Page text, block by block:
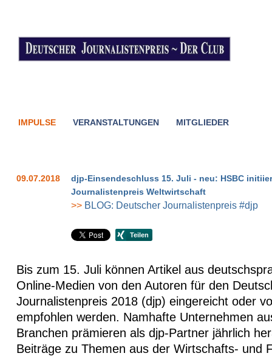
09.07.2018
djp-Einsendeschluss 15. Juli - neu: HSBC
Journalistenpreis Weltwirtschaft
>> BLOG: Deutscher Journalistenpreis #djp
Bis zum 15. Juli können Artikel aus
Online-Medien von den Autoren für den
Journalistenpreis 2018 (djp) eingereicht oder
empfohlen werden. Namhafte Unternehmen
Branchen prämieren als djp-Partner jährlich
Beiträge zu Themen aus der Wirtschafts- und
IMPULSE VERANSTALTUNGEN MITGLIEDER